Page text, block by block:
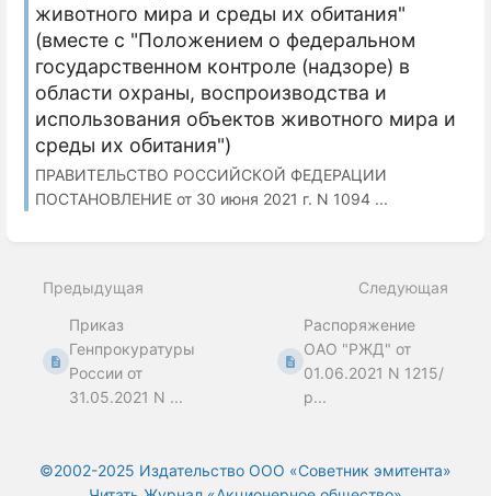
животного мира и среды их обитания"
(вместе с "Положением о федеральном
государственном контроле (надзоре) в
области охраны, воспроизводства и
использования объектов животного мира и
среды их обитания")
ПРАВИТЕЛЬСТВО РОССИЙСКОЙ ФЕДЕРАЦИИ
ПОСТАНОВЛЕНИЕ от 30 июня 2021 г. N 1094 ...
Предыдущая
Приказ
Генпрокуратуры
России от
31.05.2021 N ...
Следующая
Распоряжение
ОАО "РЖД" от
01.06.2021 N 1215/
р...
©2002-2025 Издательство ООО «‎Советник эмитента»